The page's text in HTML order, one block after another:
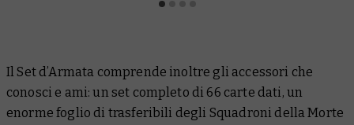
Il Set d’Armata comprende inoltre gli accessori che
conosci e ami: un set completo di 66 carte dati, un
enorme foglio di trasferibili degli Squadroni della Morte